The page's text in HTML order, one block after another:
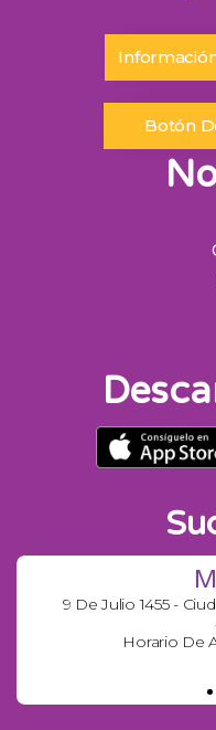
Botón
9 De Julio 1455 -
Horario De